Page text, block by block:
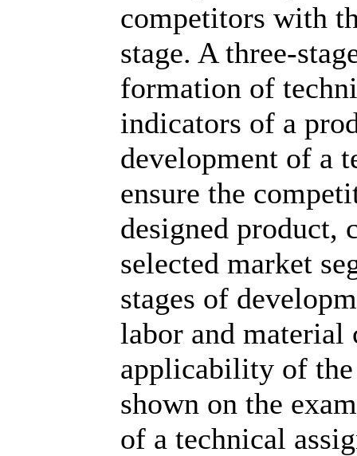
competitors with
stage. A three-
formation of
indicators of a
development of a
ensure the
designed product,
selected market
stages of
labor and material
applicability of
shown on the
of a technical